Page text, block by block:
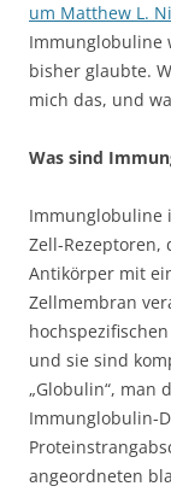
um Matthew L.
Immunglobuline
bisher glaubte.
mich das, und
Was sind
Immunglobuline
Zell-
Antikörper mit
Zellmembran
und sie sind
„Globulin“, man
Immunglobulin-
angeordneten